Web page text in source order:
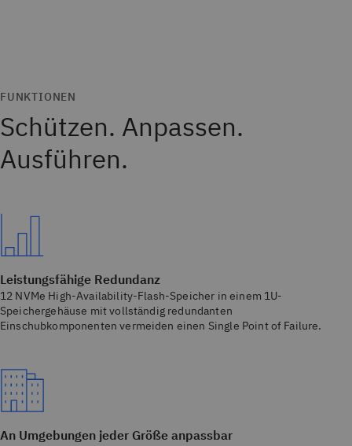
FUNKTIONEN
Schützen. Anpassen.
Ausführen.
Leistungsfähige Redundanz
12 NVMe High-Availability-Flash-Speicher in einem 1U-
Speichergehäuse mit vollständig redundanten
Einschubkomponenten vermeiden einen Single Point of Failure.
An Umgebungen jeder Größe anpassbar